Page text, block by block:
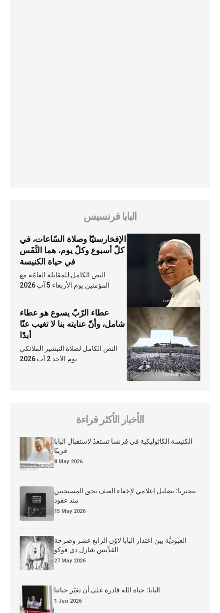
البابا فرنسيس
الإفخارستيّا وصلاة السّاعات، في
كلّ أسبوع وكلّ يوم، هما النَّفَس
في حياة الكنيسة
النص الكامل للمقابلة العامّة مع
المؤمنين يوم الأربعاء 5 آب 2026
عطاء الرّبّ يسوع هو عطاء
شامل، وأنّ عنايته بنا لا تغيب عنّا
أبدًا
النص الكامل لصلاة التبشير الملائكي
يوم الأحد 2 آب 2026
الأخبار الأكثر قراءة
الكنيسة الكاثوليكية في فرنسا تستعدّ لاستقبال البابا
قريبًا
8 May 2026
نيجيريا: تضليل إعلامي لإخفاء العنف بحق المسيحيين
منذ عقود
15 May 2026
العبوديَّة بين اعتذار البابا لاوُن الرابع عشر وصرخة
القدِّيس شارل دي فوكو
27 May 2026
البابا: حياة الله قادرة على أن تغيّر حياتنا
1 Jun 2026